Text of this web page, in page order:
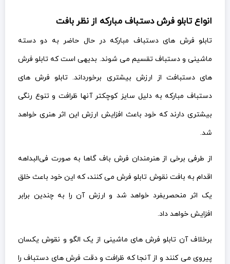
انواع تابلو فرش دستباف مبارکه از نظر بافت
تابلو فرش های دستباف مبارکه در حال حاضر به دو دسته
ماشینی و دستباف تقسیم می شوند. بدیهی است که تابلو فرش
های دستبافت از ارزش بیشتری برخورداند. تابلو فرش های
دستباف مبارکه به دلیل سایز کوچکتر آنها ظرافت و تنوع رنگی
بیشتری دارند که خود باعث افزایش ارزش این اثر هنری خواهد
شد.
از طرفی برخی از هنرمندان فرش باف گاها به صورت فی‌البداهه
اقدام به بافت نقوش تابلو فرش می کنند، که این خود باعث خلق
یک اثر منحصربفرد خواهد شد و ارزش آن را به چندین برابر
افزایش خواهد داد.
برخلاف آن تابلو فرش های ماشینی از یک الگو و نقوش یکسان
پیروی می کنند و از آنجا که ظرافت و دقت فرش های دستباف را